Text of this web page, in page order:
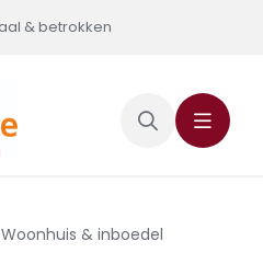
& betrokken
Woonhuis & inboedel